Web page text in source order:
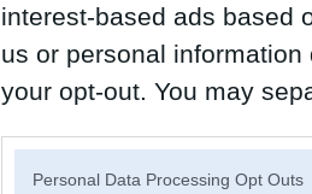
interest-based ads based
us or personal
your opt-out. You may
Personal Data Processing Opt Outs